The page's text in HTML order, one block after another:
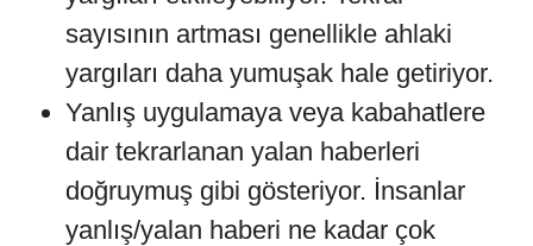
sayısının artması genellikle ahlaki
yargıları daha yumuşak hale getiriyor.
Yanlış uygulamaya veya kabahatlere
dair tekrarlanan yalan haberleri
doğruymuş gibi gösteriyor. İnsanlar
yanlış/yalan haberi ne kadar çok